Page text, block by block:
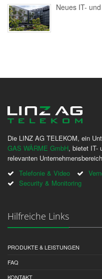
Neues IT-
Die LINZ AG TELEKOM, ein
GAS WÄRME GmbH, bietet IT-
relevanten
Telefonie & Video
Security & Monitoring
Hilfreiche Links
PRODUKTE & LEISTUNGEN
FAQ
KONTAKT